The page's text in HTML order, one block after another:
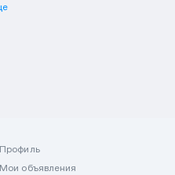
Профиль
Мои объявления